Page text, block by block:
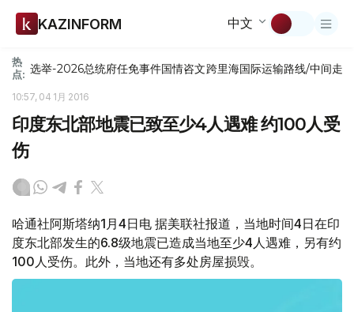
KAZINFORM 中文
热
点: 选举-2026总统府任免事件国情咨文跨里海国际运输路线/中间走廊
10:57, 04 1月 2016
印度东北部地震已致至少4人遇难 约100人受
伤
哈通社阿斯塔纳1月4日电 据美联社报道，当地时间4日在印
度东北部发生的6.8级地震已造成当地至少4人遇难，另有约
100人受伤。此外，当地还有多处房屋损毁。